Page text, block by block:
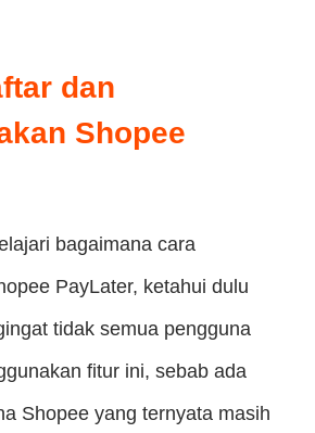
dan
Shopee
bagaimana cara
PayLater, ketahui dulu
tidak semua pengguna
fitur ini, sebab ada
Shopee yang ternyata masih